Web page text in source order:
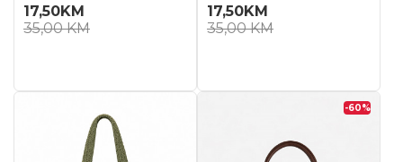
17,50KM
35,00KM
17,50KM
35,00KM
-60%